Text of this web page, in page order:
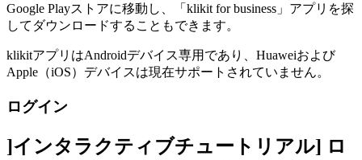
Google Playストアに移動し、「klikit for business」アプリを探
してダウンロードすることもできます。
klikitアプリはAndroidデバイス専用であり、Huaweiおよび
Apple（iOS）デバイスは現在サポートされていません。
ログイン
]インタラクティブチュートリアル] ロ